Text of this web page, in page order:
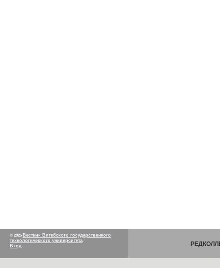
© 2026 Вестник Витебского государственного
технологического университета.
Вход